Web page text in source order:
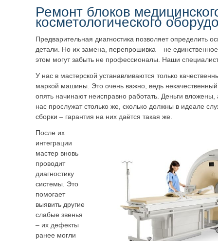
Ремонт блоков
косметологического
Предварительная диагностика позволяет определить
детали. Но их замена, перепрошивка – не
этом могут забыть не профессионалы. Наши
У нас в мастерской устанавливаются только
маркой машины. Это очень важно, ведь некачественный
опять начинают неисправно работать. Деньги
нас прослужат столько же, сколько должны в идеале
сборки – гарантия на них даётся такая же.
После их
интеграции
мастер вновь
проводит
диагностику
системы. Это
помогает
выявить другие
слабые звенья
– их дефекты
ранее могли